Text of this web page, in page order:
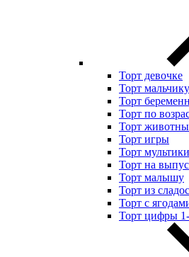
Торт девочке
Торт мальчику
Торт
Торт по
Торт
Торт игры
Торт мультики
Торт на
Торт малышу
Торт из
Торт с
Торт цифры